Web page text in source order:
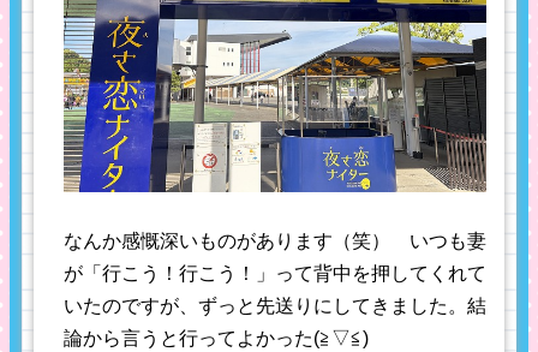
なんか感慨深いものがあります（笑） いつも妻
が「行こう！行こう！」って背中を押してくれて
いたのですが、ずっと先送りにしてきました。結
論から言うと行ってよかった(≧▽≦)